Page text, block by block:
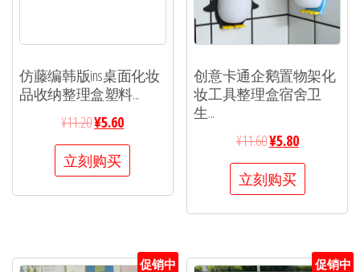
仿藤编韩版ins桌面化妆
品收纳整理盒塑料...
¥11.20¥5.60
立刻购买
创意卡通企鹅置物架化
妆工具整理盒宿舍卫
生...
¥11.60¥5.80
立刻购买
促销中 促销中